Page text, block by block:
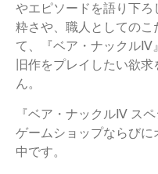
やエピソードを語り下
粋さや、職人としてのこ
て、『ベア・ナックルⅣ
旧作をプレイしたい欲
ん。
『ベア・ナックルⅣ ス
ゲームショップならび
中です。